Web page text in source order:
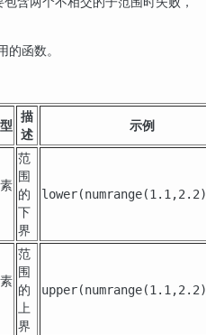
函数。
描
述
示例
范
围
的
下
界
范
围
的
上
界